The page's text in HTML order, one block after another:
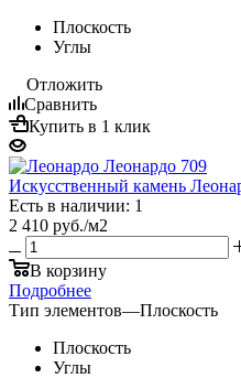
Плоскость
Углы
Отложить
Сравнить
Купить в 1 клик
Искусственный камень
Есть в наличии: 1
2 410 руб./м2
В корзину
Подробнее
Тип элементов—Плоскость
Плоскость
Углы